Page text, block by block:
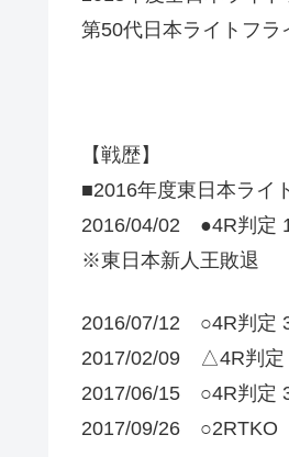
第50代日本ライトフラ
【戦歴】
■2016年度東日本ライ
2016/04/02 ●4R判定
※東日本新人王敗退
2016/07/12 ○4R判定
2017/02/09 △4R判定
2017/06/15 ○4R判定
2017/09/26 ○2RTKO